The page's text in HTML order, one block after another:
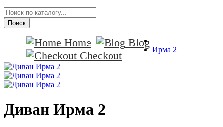
Поиск
Home
Blog
Checkout
Ирма 2
Диван Ирма 2